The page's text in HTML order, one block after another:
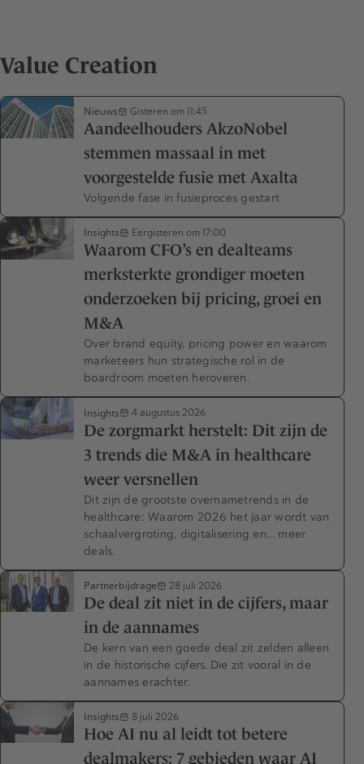
Value Creation
Nieuws Gisteren om 11:45
Aandeelhouders AkzoNobel
stemmen massaal in met
voorgestelde fusie met Axalta
Volgende fase in fusieproces gestart
Insights Eergisteren om 17:00
Waarom CFO’s en dealteams
merksterkte grondiger moeten
onderzoeken bij pricing, groei en
M&A
Over brand equity, pricing power en waarom
marketeers hun strategische rol in de
boardroom moeten heroveren.
Insights 4 augustus 2026
De zorgmarkt herstelt: Dit zijn de
3 trends die M&A in healthcare
weer versnellen
Dit zijn de grootste overnametrends in de
healthcare: Waarom 2026 het jaar wordt van
schaalvergroting, digitalisering en… meer
deals.
Partnerbijdrage 28 juli 2026
De deal zit niet in de cijfers, maar
in de aannames
De kern van een goede deal zit zelden alleen
in de historische cijfers. Die zit vooral in de
aannames erachter.
Insights 8 juli 2026
Hoe AI nu al leidt tot betere
dealmakers: 7 gebieden waar AI